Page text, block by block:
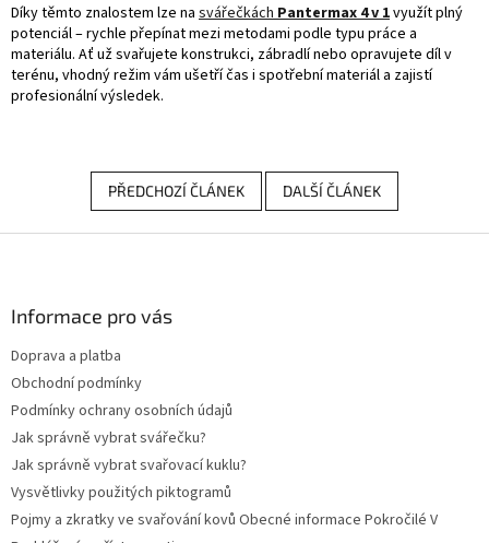
Díky těmto znalostem lze na svářečkách Pantermax 4 v 1využít plný
potenciál – rychle přepínat mezi metodami podle typu práce a
materiálu. Ať už svařujete konstrukci, zábradlí nebo opravujete díl v
terénu, vhodný režim vám ušetří čas i spotřební materiál a zajistí
profesionální výsledek.
PŘEDCHOZÍ ČLÁNEK DALŠÍ ČLÁNEK
Informace pro vás
Doprava a platba
Obchodní podmínky
Podmínky ochrany osobních údajů
Jak správně vybrat svářečku?
Jak správně vybrat svařovací kuklu?
Vysvětlivky použitých piktogramů
Pojmy a zkratky ve svařování kovů Obecné informace Pokročilé V